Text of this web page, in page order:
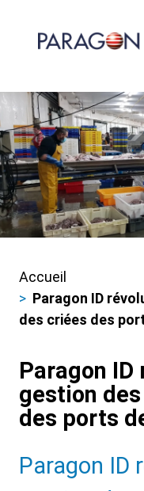
contenu
Fils
d'ariane
Accueil
Paragon ID
des criées des
Paragon
gestion
des ports
Sub
Paragon ID